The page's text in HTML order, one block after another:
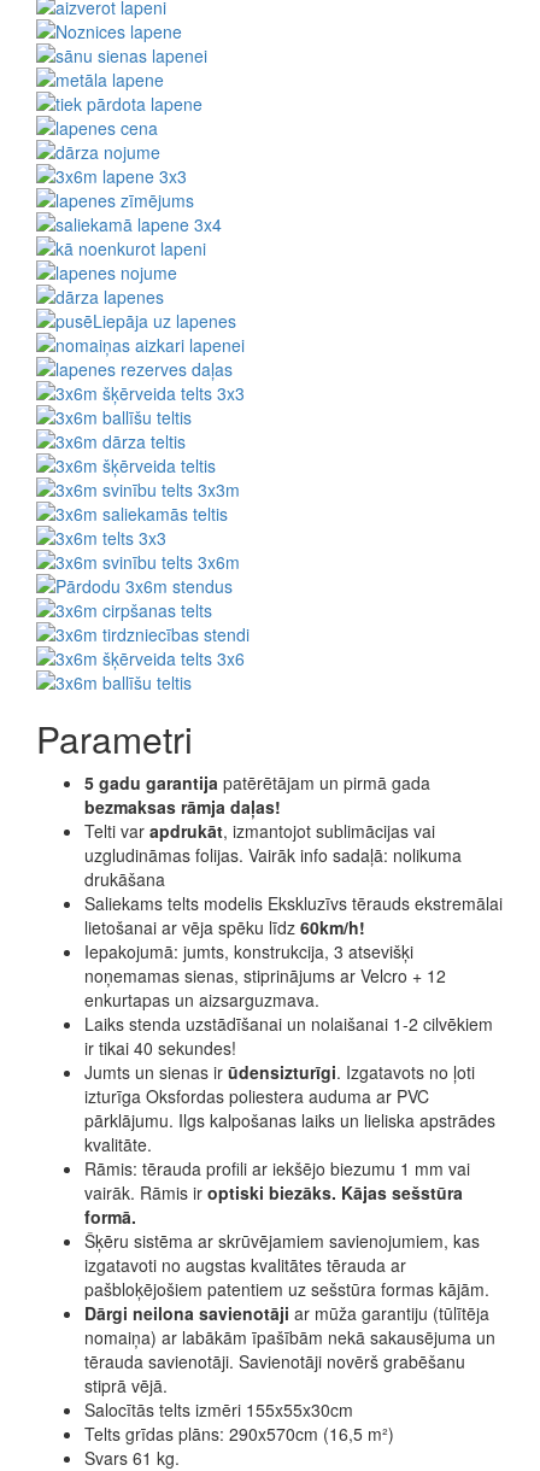
Parametri
5 gadu garantija patērētājam un pirmā gada
bezmaksas rāmja daļas!
Telti var apdrukāt, izmantojot sublimācijas vai
uzgludināmas folijas. Vairāk info sadaļā: nolikuma
drukāšana
Saliekams telts modelis Ekskluzīvs tērauds ekstremālai
lietošanai ar vēja spēku līdz 60km/h!
Iepakojumā: jumts, konstrukcija, 3 atsevišķi
noņemamas sienas, stiprinājums ar Velcro + 12
enkurtapas un aizsarguzmava.
Laiks stenda uzstādīšanai un nolaišanai 1-2 cilvēkiem
ir tikai 40 sekundes!
Jumts un sienas ir ūdensizturīgi. Izgatavots no ļoti
izturīga Oksfordas poliestera auduma ar PVC
pārklājumu. Ilgs kalpošanas laiks un lieliska apstrādes
kvalitāte.
Rāmis: tērauda profili ar iekšējo biezumu 1 mm vai
vairāk. Rāmis ir optiski biezāks. Kājas sešstūra
formā.
Šķēru sistēma ar skrūvējamiem savienojumiem, kas
izgatavoti no augstas kvalitātes tērauda ar
pašbloķējošiem patentiem uz sešstūra formas kājām.
Dārgi neilona savienotāji ar mūža garantiju (tūlītēja
nomaiņa) ar labākām īpašībām nekā sakausējuma un
tērauda savienotāji. Savienotāji novērš grabēšanu
stiprā vējā.
Salocītās telts izmēri 155x55x30cm
Telts grīdas plāns: 290x570cm (16,5 m²)
Svars 61 kg.